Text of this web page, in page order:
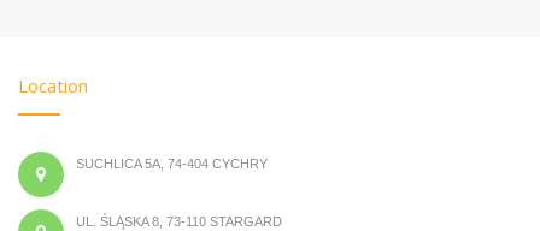
Location
SUCHLICA 5A, 74-404 CYCHRY
UL. ŚLĄSKA 8, 73-110 STARGARD